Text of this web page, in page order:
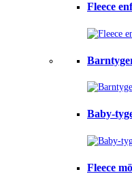
Fleece
Baby-
Fleece